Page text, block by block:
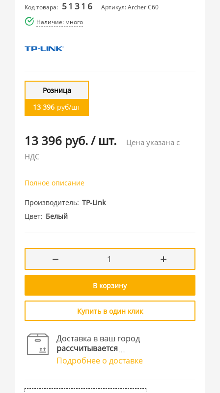
Код товара: 51316
Артикул: Archer C60
Наличие: много
Розница
13 396 руб/шт
13 396 руб./ шт.
Цена указана с
НДС
Полное описание
Производитель TP-Link
Цвет Белый
В корзину
Купить в один клик
Доставка в ваш город
рассчитывается
Подробнее о доставке